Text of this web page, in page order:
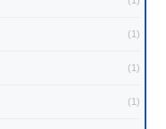
(1)
(1)
(1)